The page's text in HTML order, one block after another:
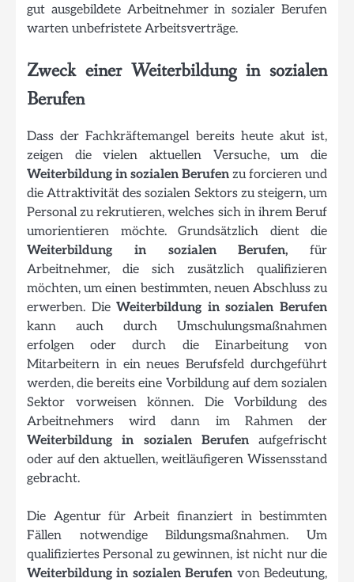
gut ausgebildete Arbeitnehmer in sozialer Berufen
warten unbefristete Arbeitsverträge.
Zweck einer Weiterbildung in sozialen
Berufen
Dass der Fachkräftemangel bereits heute akut ist,
zeigen die vielen aktuellen Versuche, um die
Weiterbildung in sozialen Berufen zu forcieren und
die Attraktivität des sozialen Sektors zu steigern, um
Personal zu rekrutieren, welches sich in ihrem Beruf
umorientieren möchte. Grundsätzlich dient die
Weiterbildung in sozialen Berufen, für
Arbeitnehmer, die sich zusätzlich qualifizieren
möchten, um einen bestimmten, neuen Abschluss zu
erwerben. DieWeiterbildung in sozialen Berufen
kann auch durch Umschulungsmaßnahmen
erfolgen oder durch die Einarbeitung von
Mitarbeitern in ein neues Berufsfeld durchgeführt
werden, die bereits eine Vorbildung auf dem sozialen
Sektor vorweisen können. Die Vorbildung des
Arbeitnehmers wird dann im Rahmen der
Weiterbildung in sozialen Berufen aufgefrischt
oder auf den aktuellen, weitläufigeren Wissensstand
gebracht.
Die Agentur für Arbeit finanziert in bestimmten
Fällen notwendige Bildungsmaßnahmen. Um
qualifiziertes Personal zu gewinnen, ist nicht nur die
Weiterbildung in sozialen Berufen von Bedeutung,